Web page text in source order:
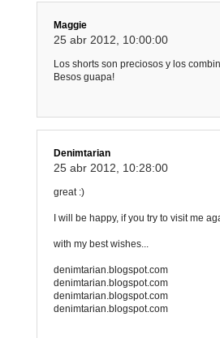
Maggie
25 abr 2012, 10:00:00
Los shorts son preciosos y los
Besos guapa!
Denimtarian
25 abr 2012, 10:28:00
great :)
I will be happy, if you try to visit me
with my best wishes...
denimtarian.blogspot.com
denimtarian.blogspot.com
denimtarian.blogspot.com
denimtarian.blogspot.com